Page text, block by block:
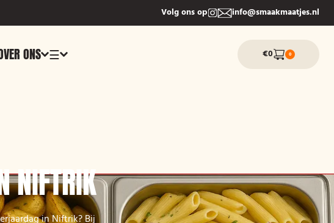
Volg ons op info@smaakmaatjes.nl
ONS ☰ €0 0
NIFTRIK
in Niftrik? Bij